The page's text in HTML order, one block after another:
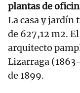
plantas de
La casa y jardín
de 627,12 m2.
arquitecto
Lizarraga
de 1899.